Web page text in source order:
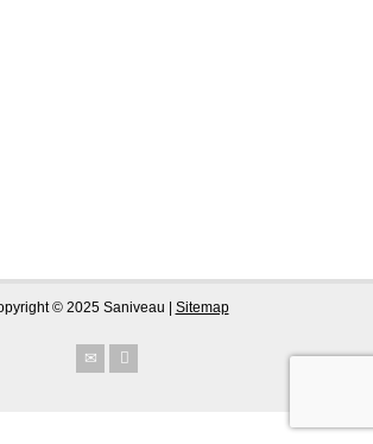
© 2025 Saniveau | Sitemap